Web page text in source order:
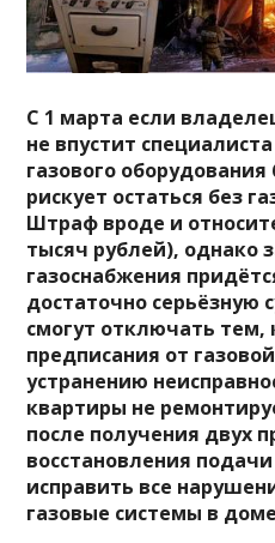
С 1 марта если
не впустит
газового оборудования
рискует остаться без
Штраф вроде и
тысяч рублей), однако
газоснабжения
достаточно серьёзную
смогут отключать тем,
предписания от
устранению
квартиры не
после получения двух
восстановления
исправить все
газовые системы в